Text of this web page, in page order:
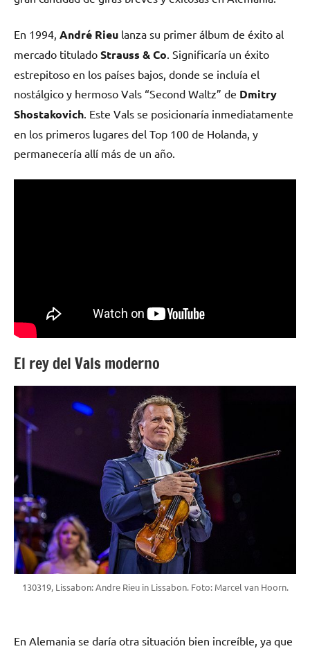
En 1994, André Rieu lanza su primer álbum de éxito al
mercado titulado Strauss & Co . Significaría un éxito
estrepitoso en los países bajos, donde se incluía el
nostálgico y hermoso Vals “Second Waltz” de Dmitry
Shostakovich . Este Vals se posicionaría inmediatamente
en los primeros lugares del Top 100 de Holanda, y
permanecería allí más de un año.
El rey del Vals moderno
130319, Lissabon: Andre Rieu in Lissabon. Foto: Marcel van Hoorn.
En Alemania se daría otra situación bien increíble, ya que